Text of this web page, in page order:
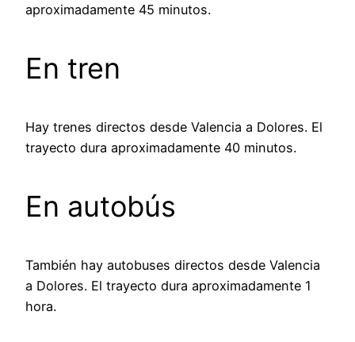
aproximadamente 45 minutos.
En tren
Hay trenes directos desde Valencia a Dolores. El
trayecto dura aproximadamente 40 minutos.
En autobús
También hay autobuses directos desde Valencia
a Dolores. El trayecto dura aproximadamente 1
hora.